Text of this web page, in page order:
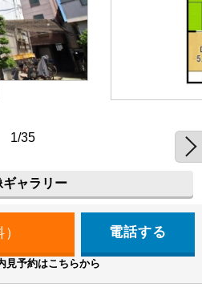
1/35
ギャラリー
電話する
見予約はこちらから